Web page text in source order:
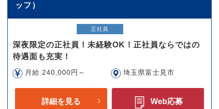
ッフ）
正社員
深夜限定の正社員！未経験OK！正社員ならではの
待遇面も充実！
月給 240,000円～ 埼玉県富士見市
詳細を見る Web応募